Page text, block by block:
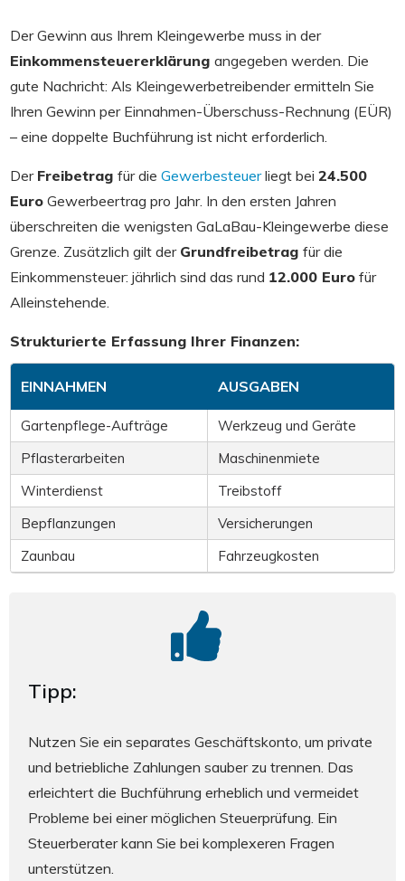
Der Gewinn aus Ihrem Kleingewerbe muss in der
Einkommensteuererklärung angegeben werden. Die
gute Nachricht: Als Kleingewerbetreibender ermitteln Sie
Ihren Gewinn per Einnahmen-Überschuss-Rechnung (EÜR)
– eine doppelte Buchführung ist nicht erforderlich.
Der Freibetrag für die Gewerbesteuerliegt bei 24.500
Euro Gewerbeertrag pro Jahr. In den ersten Jahren
überschreiten die wenigsten GaLaBau-Kleingewerbe diese
Grenze. Zusätzlich gilt der Grundfreibetrag für die
Einkommensteuer: jährlich sind das rund 12.000 Euro für
Alleinstehende.
Strukturierte Erfassung Ihrer Finanzen:
EINNAHMEN AUSGABEN
Gartenpflege-Aufträge
Werkzeug und Geräte
Pflasterarbeiten
Maschinenmiete
Winterdienst
Treibstoff
Bepflanzungen
Versicherungen
Zaunbau
Fahrzeugkosten
Tipp:
Nutzen Sie ein separates Geschäftskonto, um private
und betriebliche Zahlungen sauber zu trennen. Das
erleichtert die Buchführung erheblich und vermeidet
Probleme bei einer möglichen Steuerprüfung. Ein
Steuerberater kann Sie bei komplexeren Fragen
unterstützen.